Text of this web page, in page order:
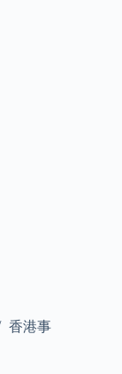
香港事